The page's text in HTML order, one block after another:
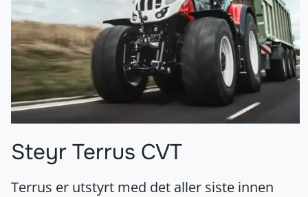
Steyr Terrus CVT
Terrus er utstyrt med det aller siste innen